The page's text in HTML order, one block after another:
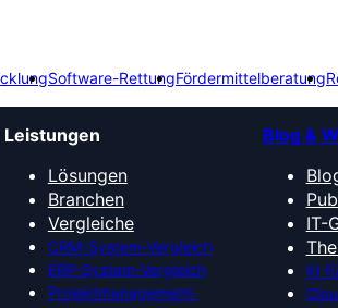
Software-RettungFördermittelberatung
Leistungen
Lösungen
Branchen
Vergleiche
CRM-System-Vergleich
ERP-System-Vergleich
Projektmanagement-
Blog &
IT-
KI